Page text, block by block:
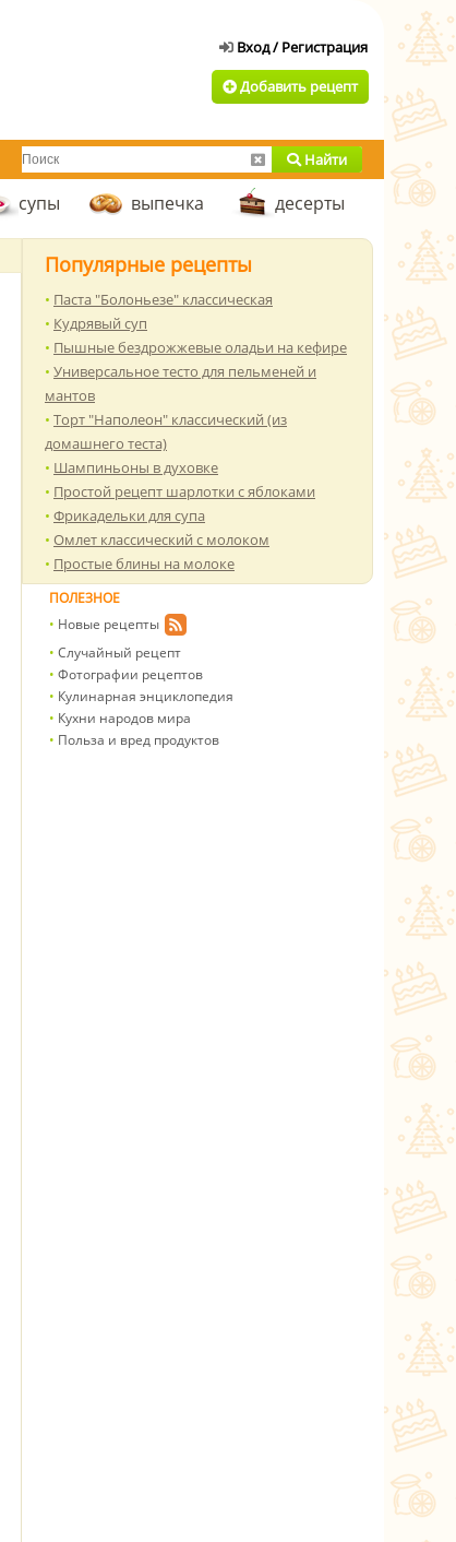
Добавить рецепт
Найти
супы выпечка десерты
Популярные рецепты
Паста "Болоньезе" классическая
Кудрявый суп
Пышные бездрожжевые оладьи на кефире
Универсальное тесто для пельменей и
мантов
Торт "Наполеон" классический (из
домашнего теста)
Шампиньоны в духовке
Простой рецепт шарлотки с яблоками
Фрикадельки для супа
Омлет классический с молоком
Простые блины на молоке
ПОЛЕЗНОЕ
Новые рецепты
Случайный рецепт
Фотографии рецептов
Кулинарная энциклопедия
Кухни народов мира
Польза и вред продуктов